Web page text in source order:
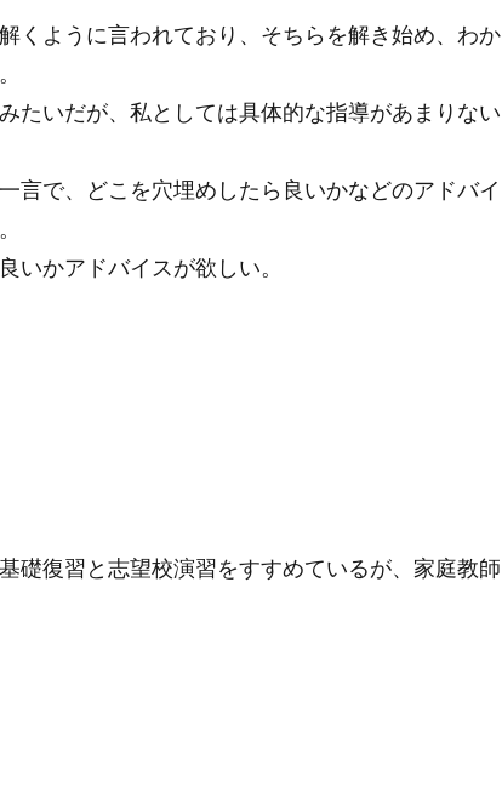
くように言われており、そちらを解き始め、わか
たいだが、私としては具体的な指導があまりない
言で、どこを穴埋めしたら良いかなどのアドバイ
いかアドバイスが欲しい。
礎復習と志望校演習をすすめているが、家庭教師